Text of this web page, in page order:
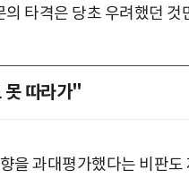
타격은 당초 우려했던
따라가"
을 과대평가했다는 비판